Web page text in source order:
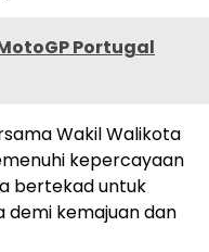
Portugal
Wakil Walikota
kepercayaan
bertekad untuk
demi kemajuan dan